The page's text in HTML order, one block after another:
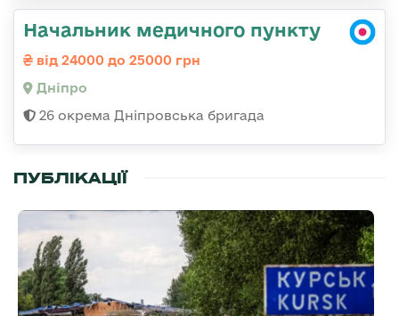
Начальник медичного пункту
від 24000 до 25000 грн
Дніпро
26 окрема Дніпровська бригада
ПУБЛІКАЦІЇ